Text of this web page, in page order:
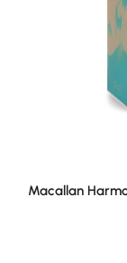
Average rating
Macallan